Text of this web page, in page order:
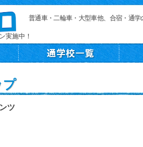
普通車・二輪車・大型車他、合宿・通
実施中！
プ
ツ